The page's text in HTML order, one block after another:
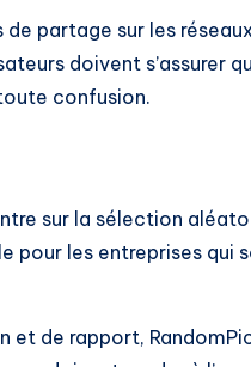
partage sur les
doivent s’assurer
confusion.
sur la sélection
pour les entreprises qui
de rapport,